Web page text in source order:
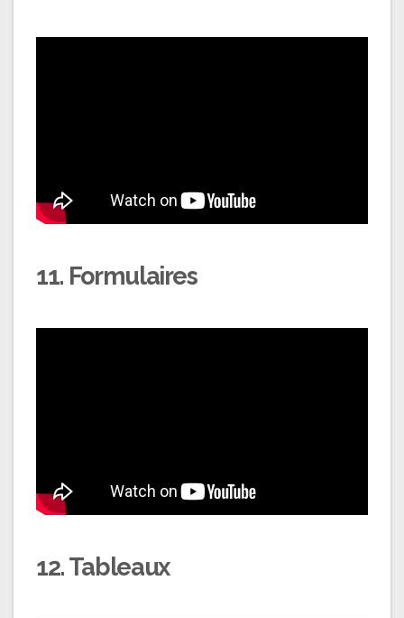
11. Formulaires
12. Tableaux